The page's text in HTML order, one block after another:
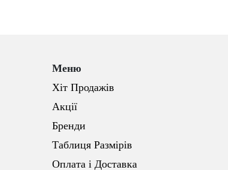
Меню
Хіт Продажів
Акції
Бренди
Таблиця Размірів
Оплата і Доставка